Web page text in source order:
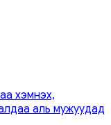
хэмнэх,
аль мужуудад